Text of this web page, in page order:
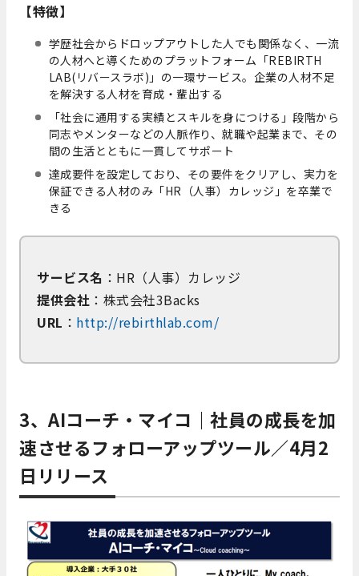
【特徴】
学歴社会からドロップアウトした人でも関係なく、一流
の人材へと導くためのプラットフォーム「REBIRTH
LAB(リバースラボ)」の一環サービス。企業の人材不足
を解決する人材を育成・輩出する
「社会に通用する実績とスキルを身につける」段階から
同志やメンターなどの人脈作り、就職や起業まで、その
間の生活とともに一貫してサポート
達成要件を設定しており、その要件をクリアし、実力を
保証できる人材のみ「HR（人事）カレッジ」を卒業で
きる
サービス名 ：HR（人事）カレッジ
提供会社 ：株式会社3Backs
URL ： http://rebirthlab.com/
3、AIコーチ・マイコ｜ 社員の成長を加
速させるフォローアップツール／4月2
日リリース